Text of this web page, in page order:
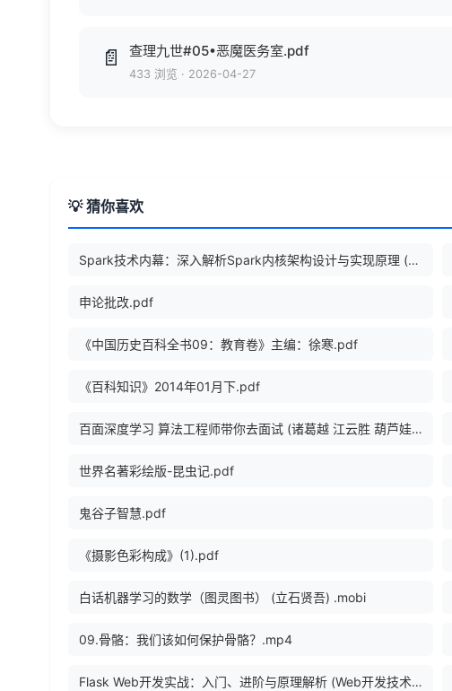
📄 查理九世#05•恶魔医务室.pdf
433 浏览 · 2026-04-27
💡 猜你喜欢
Spark技术内幕：深入解析Spark内核架构设计与实现原理 (大数据技术丛书) (张安站 著).epub
申论批改.pdf
《中国历史百科全书09：教育卷》主编：徐寒.pdf
《百科知识》2014年01月下.pdf
百面深度学习 算法工程师带你去面试 (诸葛越 江云胜 葫芦娃).pdf
世界名著彩绘版-昆虫记.pdf
鬼谷子智慧.pdf
《摄影色彩构成》(1).pdf
白话机器学习的数学（图灵图书） (立石贤吾) .mobi
09.骨骼：我们该如何保护骨骼？.mp4
Flask Web开发实战：入门、进阶与原理解析 (Web开发技术丛书) (李辉).epub